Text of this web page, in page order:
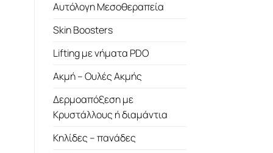
Αυτόλογη Μεσοθεραπεία
Skin Boosters
Lifting με νήματα PDO
Ακμή – Ουλές Ακμής
Δερμοαπόξεση με
Κρυστάλλους ή διαμάντια
Κηλίδες – πανάδες